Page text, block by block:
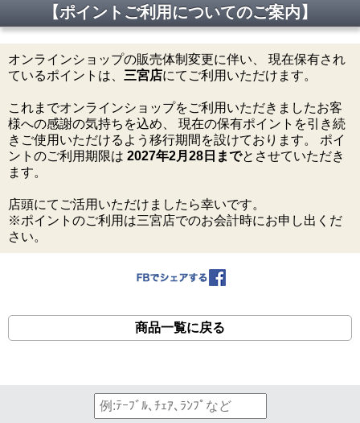
【ポイントご利用についてのご案内】
オンラインショップの販売体制変更に伴い、 現在保有され
ているポイントは、 三宮店にてご利用いただけます。
これまでオンラインショップをご利用いただきましたお客
様への感謝の気持ちを込め、 現在の保有ポイントを引き続
きご使用いただけるよう移行期間を設けております。 ポイ
ントのご利用期限は 2027年2月28日までとさせていただき
ます。
店頭にてご活用いただけましたら幸いです。
※ポイントのご利用は三宮店でのお会計時にお申し出くだ
さい。
商品一覧に戻る